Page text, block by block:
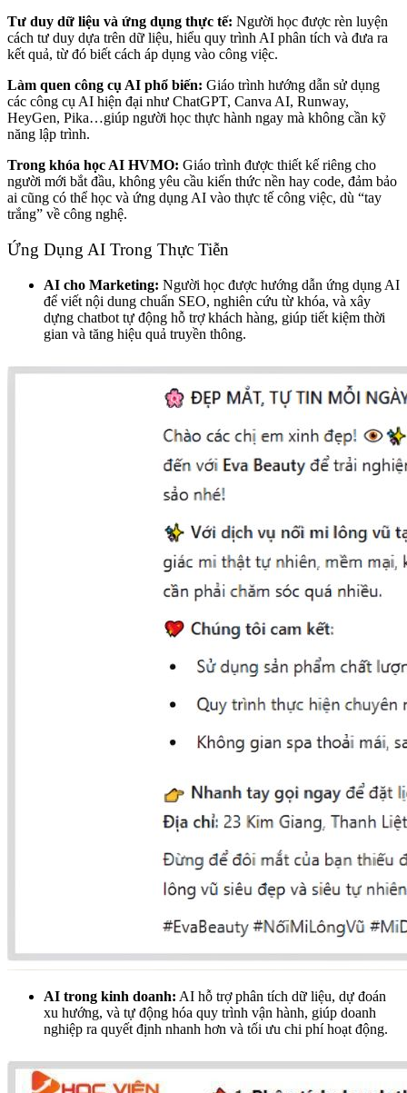
Tư duy dữ liệu và ứng dụng thực tế: Người học được rèn luyện
cách tư duy dựa trên dữ liệu, hiểu quy trình AI phân tích và đưa ra
kết quả, từ đó biết cách áp dụng vào công việc.
Làm quen công cụ AI phổ biến: Giáo trình hướng dẫn sử dụng
các công cụ AI hiện đại như ChatGPT, Canva AI, Runway,
HeyGen, Pika…giúp người học thực hành ngay mà không cần kỹ
năng lập trình.
Trong khóa học AI HVMO: Giáo trình được thiết kế riêng cho
người mới bắt đầu, không yêu cầu kiến thức nền hay code, đảm bảo
ai cũng có thể học và ứng dụng AI vào thực tế công việc, dù “tay
trắng” về công nghệ.
Ứng Dụng AI Trong Thực Tiễn
AI cho Marketing: Người học được hướng dẫn ứng dụng AI
để viết nội dung chuẩn SEO, nghiên cứu từ khóa, và xây
dựng chatbot tự động hỗ trợ khách hàng, giúp tiết kiệm thời
gian và tăng hiệu quả truyền thông.
AI trong kinh doanh: AI hỗ trợ phân tích dữ liệu, dự đoán
xu hướng, và tự động hóa quy trình vận hành, giúp doanh
nghiệp ra quyết định nhanh hơn và tối ưu chi phí hoạt động.